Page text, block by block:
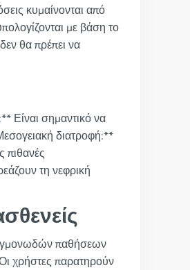
κυμαίνονται από
με βάση το
θα πρέπει να
Είναι σημαντικό να
διατροφή:**
πιθανές
τη νεφρική
παθήσεων
χρήστες παρατηρούν